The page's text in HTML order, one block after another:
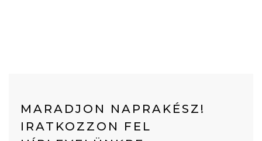
MARADJON NAPRAKÉSZ!
IRATKOZZON FEL